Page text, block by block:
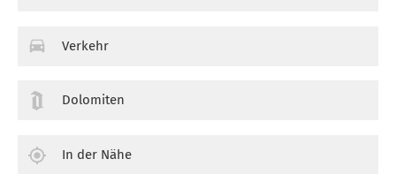
Verkehr
Dolomiten
In der Nähe